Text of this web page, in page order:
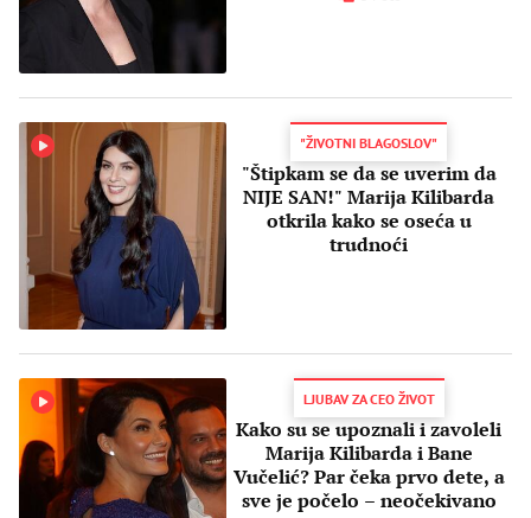
"ŽIVOTNI BLAGOSLOV"
"Štipkam se da se uverim da
NIJE SAN!" Marija Kilibarda
otkrila kako se oseća u
trudnoći
LJUBAV ZA CEO ŽIVOT
Kako su se upoznali i zavoleli
Marija Kilibarda i Bane
Vučelić? Par čeka prvo dete, a
sve je počelo – neočekivano